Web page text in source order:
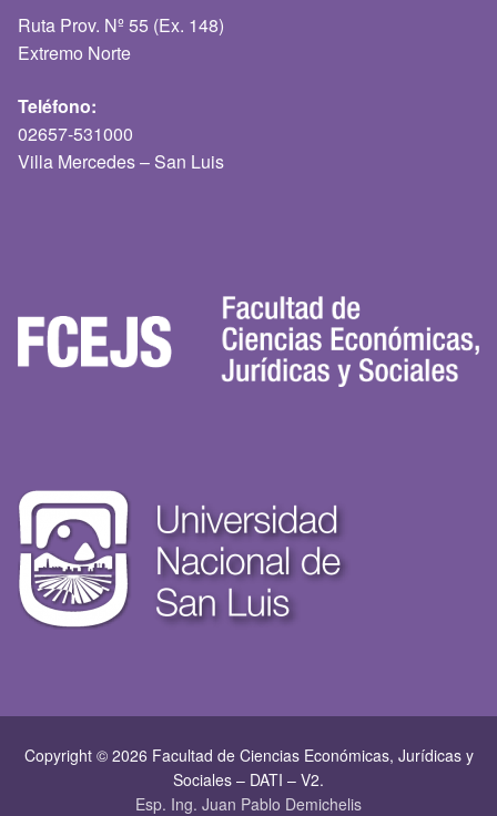
Ruta Prov. Nº 55 (Ex. 148)
Extremo Norte
Teléfono:
02657-531000
Villa Mercedes – San Luis
Copyright © 2026 Facultad de Ciencias Económicas, Jurí­dicas y
Sociales – DATI – V2.
Esp. Ing. Juan Pablo Demichelis